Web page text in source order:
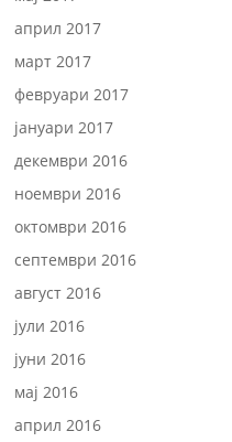
април 2017
март 2017
февруари 2017
јануари 2017
декември 2016
ноември 2016
октомври 2016
септември 2016
август 2016
јули 2016
јуни 2016
мај 2016
април 2016